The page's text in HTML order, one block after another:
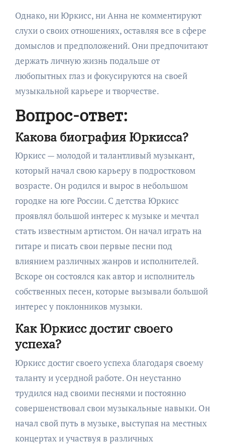
Однако, ни Юркисс, ни Анна не комментируют
слухи о своих отношениях, оставляя все в сфере
домыслов и предположений. Они предпочитают
держать личную жизнь подальше от
любопытных глаз и фокусируются на своей
музыкальной карьере и творчестве.
Вопрос-ответ:
Какова биография Юркисса?
Юркисс — молодой и талантливый музыкант,
который начал свою карьеру в подростковом
возрасте. Он родился и вырос в небольшом
городке на юге России. С детства Юркисс
проявлял большой интерес к музыке и мечтал
стать известным артистом. Он начал играть на
гитаре и писать свои первые песни под
влиянием различных жанров и исполнителей.
Вскоре он состоялся как автор и исполнитель
собственных песен, которые вызывали большой
интерес у поклонников музыки.
Как Юркисс достиг своего
успеха?
Юркисс достиг своего успеха благодаря своему
таланту и усердной работе. Он неустанно
трудился над своими песнями и постоянно
совершенствовал свои музыкальные навыки. Он
начал свой путь в музыке, выступая на местных
концертах и участвуя в различных